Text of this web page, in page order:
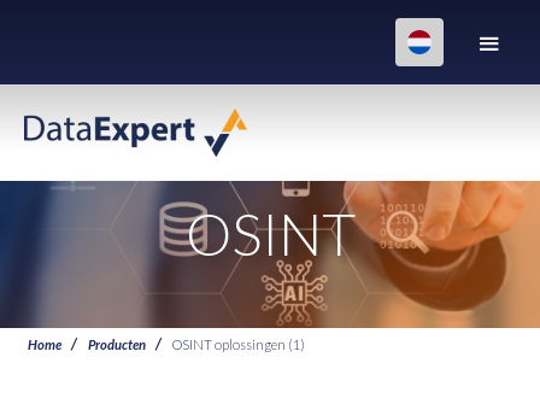
OSINT
Home Producten OSINT oplossingen (1)